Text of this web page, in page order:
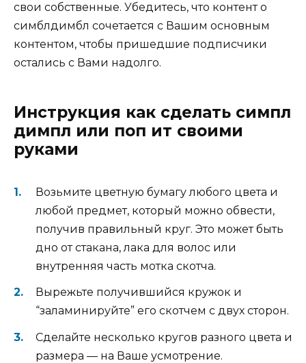
свои собственные. Убедитесь, что контент о
симблдимбл сочетается с Вашим основным
контентом, чтобы пришедшие подписчики
остались с Вами надолго.
Инструкция как сделать симпл
димпл или поп ит своими
руками
Возьмите цветную бумагу любого цвета и
любой предмет, который можно обвести,
получив правильный круг. Это может быть
дно от стакана, лака для волос или
внутренняя часть мотка скотча.
Вырежьте получившийся кружок и
“заламинируйте” его скотчем c двух сторон.
Сделайте несколько кругов разного цвета и
размера — на Ваше усмотрение.